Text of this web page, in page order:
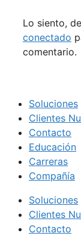
Lo siento,
conectado
comentario.
Soluciones
Clientes
Contacto
Educación
Carreras
Compañía
Soluciones
Clientes
Contacto